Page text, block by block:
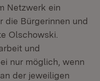
Netzwerk ein
die Bürgerinnen und
Olschowski.
und
nur möglich, wenn
der jeweiligen